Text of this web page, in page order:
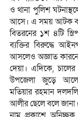
ও থানা পুলিশ
আসে। এ সময় আটক
বিতরনের ১শ ৪টি
ব্যক্তির বিরুদ্ধে
আসলেও অজ্ঞাত
দেয়া। এদিকে,
উপজেলা জুড়ে
মতিয়ার রহমান
আলীর ছেলে বলে জানা